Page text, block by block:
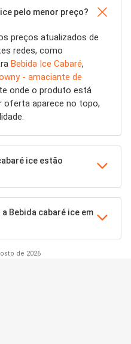
pelo menor preço?
preços atualizados de
redes, como
Bebida Ice Cabaré,
- amaciante de
onde o produto está
oferta aparece no topo,
ice estão
Bebida cabaré ice em
de 2026